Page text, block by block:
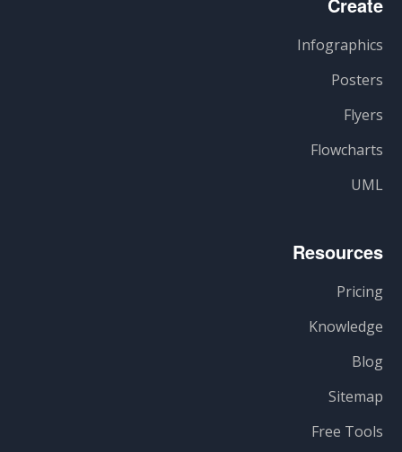
Infographics
Posters
Flyers
Flowcharts
UML
Resources
Pricing
Knowledge
Blog
Sitemap
Free Tools